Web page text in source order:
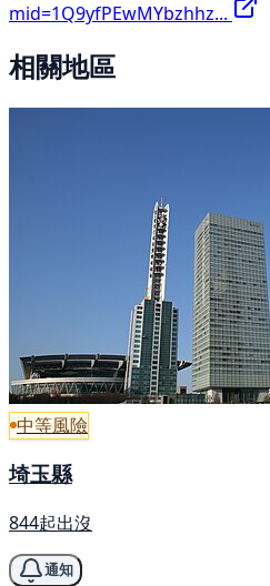
mid=1Q9yfPEwMYbzhhz...
相關地區
中等風險
埼玉縣
844起出沒
通知